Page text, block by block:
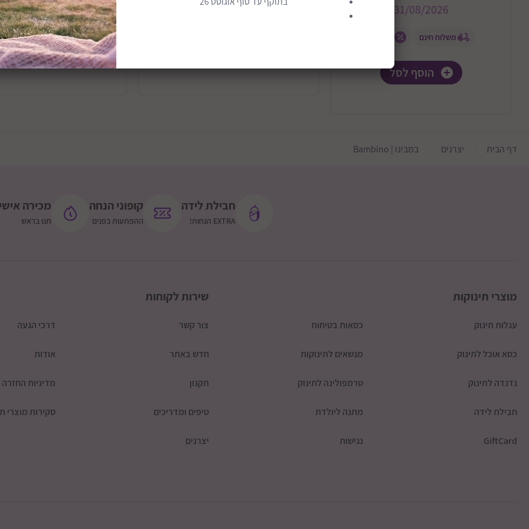
31/08/2026
משלוח חינם
הוסף לסל
מבצע
הוסף לסל
דף הבית יצרנים במבינו | Bambino
חבילת לידה
EXTRA הנחות!
קופוני הנחה
ההפתעות בפנים
מכירה
תנו בראש
מוצרי תינוקות
עגלות תינוק כסאות בטיחות
כסא אוכל לתינוק מנשאים לתינוקות
נדנדה לתינוק טרמפולינה לתינוק
חבילת לידה מתנה ליולדת
GiftCard נגישות
שירות לקוחות
צור קשר דרכי הגעה
חדש באתר אודות
תקנון מדיניות החזרה
טיפים ומדריכים סקירות מוצרי
יצרנים